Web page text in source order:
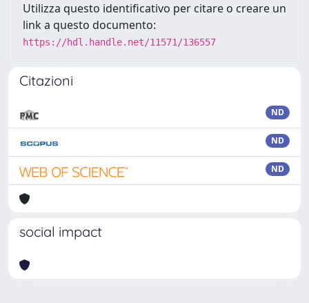
Utilizza questo identificativo per citare o creare un
link a questo documento:
https://hdl.handle.net/11571/136557
Citazioni
ND
ND
ND
social impact